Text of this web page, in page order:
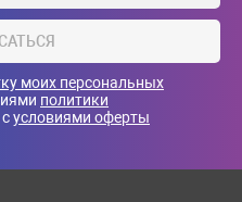
моих персональных
политики
условиями оферты